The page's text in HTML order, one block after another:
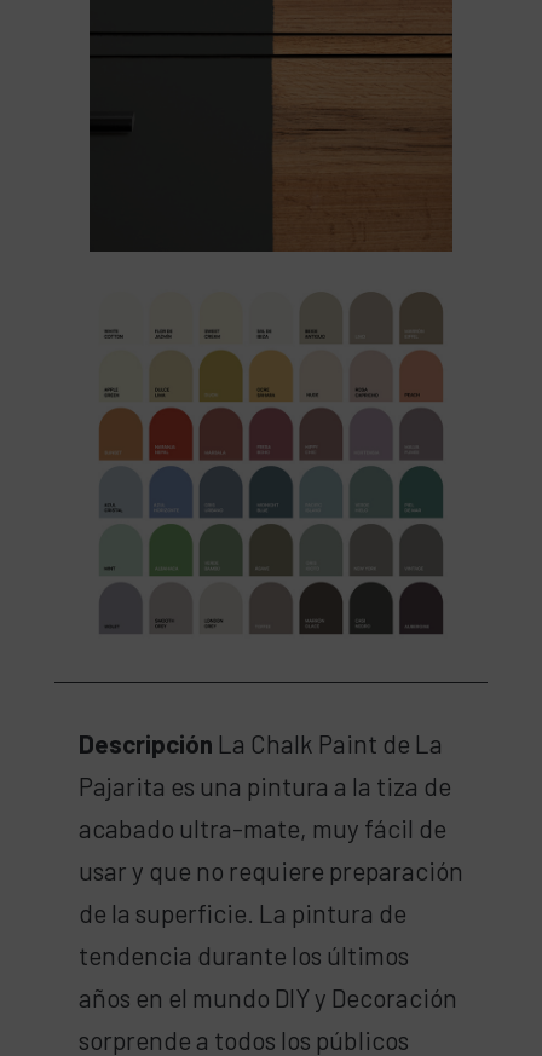
Descripción La Chalk Paint de La
Pajarita es una pintura a la tiza de
acabado ultra-mate, muy fácil de
usar y que no requiere preparación
de la superficie. La pintura de
tendencia durante los últimos
años en el mundo DIY y Decoración
sorprende a todos los públicos